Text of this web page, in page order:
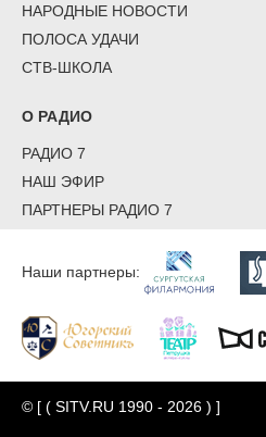
НАРОДНЫЕ НОВОСТИ
ПОЛОСА УДАЧИ
СТВ-ШКОЛА
О РАДИО
РАДИО 7
НАШ ЭФИР
ПАРТНЕРЫ РАДИО 7
Наши партнеры:
© [ ( SITV.RU 1990 - 2026 ) ]